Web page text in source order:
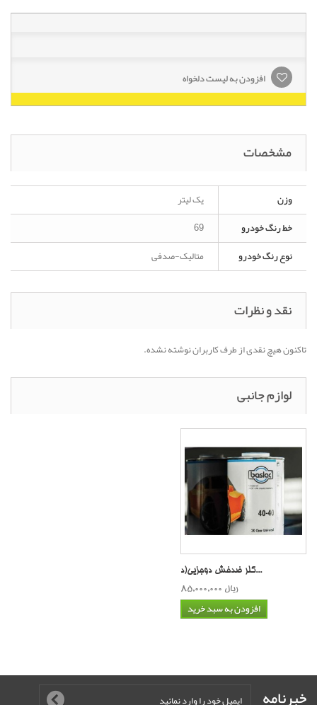
افزودن به لیست دلخواه
مشخصات
وزن
یک لیتر
خط رنگ خودرو
69
نوع رنگ خودرو
متالیک-صدفی
نقد و نظرات
تاکنون هیچ نقدی از طرف کاربران نوشته نشده.
لوازم جانبی
کلر ضدخش دوجزیی(د...
85,000,000 ریال
افزودن به سبد خرید
خبرنامه